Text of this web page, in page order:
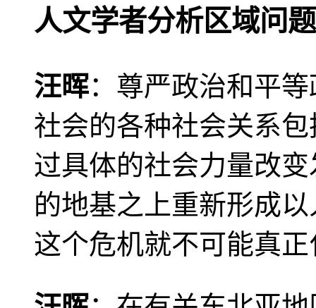
人文学者分析区域问题
汪晖：尊严政治和平
社会的各种社会关系
过具体的社会力量改
的地基之上重新形成
这个危机就不可能真